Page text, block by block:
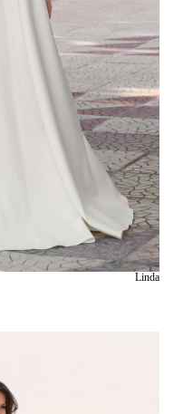
Linda